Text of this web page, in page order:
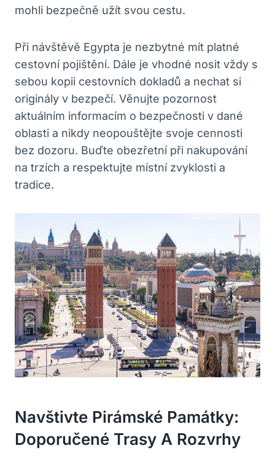
mohli bezpečně užít svou cestu.
Při návštěvě Egypta‌ je nezbytné ​mít platné⁤
cestovní pojištění. Dále je vhodné nosit vždy ⁣s
sebou kopii cestovních dokladů a nechat⁤ si
originály ⁢v bezpečí. Věnujte pozornost
aktuálním‌ informacím o bezpečnosti v dané
oblasti a nikdy ⁣neopouštějte svoje cennosti
bez dozoru. Buďte obezřetní při⁤ nakupování
na trzích a respektujte místní zvyklosti​ a
tradice.
Navštivte ⁤pirámské Památky:‌
Doporučené Trasy A‍ Rozvrhy